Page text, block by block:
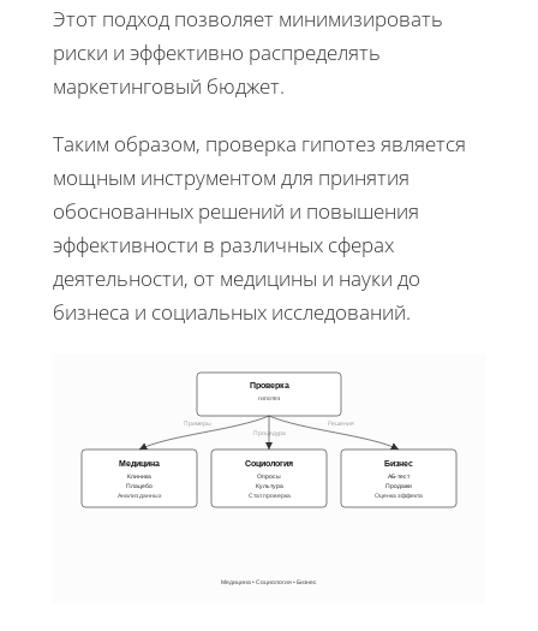
Этот подход позволяет минимизировать
риски и эффективно распределять
маркетинговый бюджет.
Таким образом, проверка гипотез является
мощным инструментом для принятия
обоснованных решений и повышения
эффективности в различных сферах
деятельности, от медицины и науки до
бизнеса и социальных исследований.
Проверка
гипотез
Медицина
Клиника
Плацебо
Анализ данных
Социология
Опросы
Культура
Стат. проверка
Бизнес
АБ-тест
Продажи
Оценка эффекта
Примеры
Процедура
Решения
Медицина • Социология • Бизнес